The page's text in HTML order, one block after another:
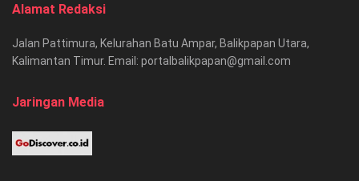
Alamat Redaksi
Jalan Pattimura, Kelurahan Batu Ampar, Balikpapan Utara,
Kalimantan Timur. Email: portalbalikpapan@gmail.com
Jaringan Media